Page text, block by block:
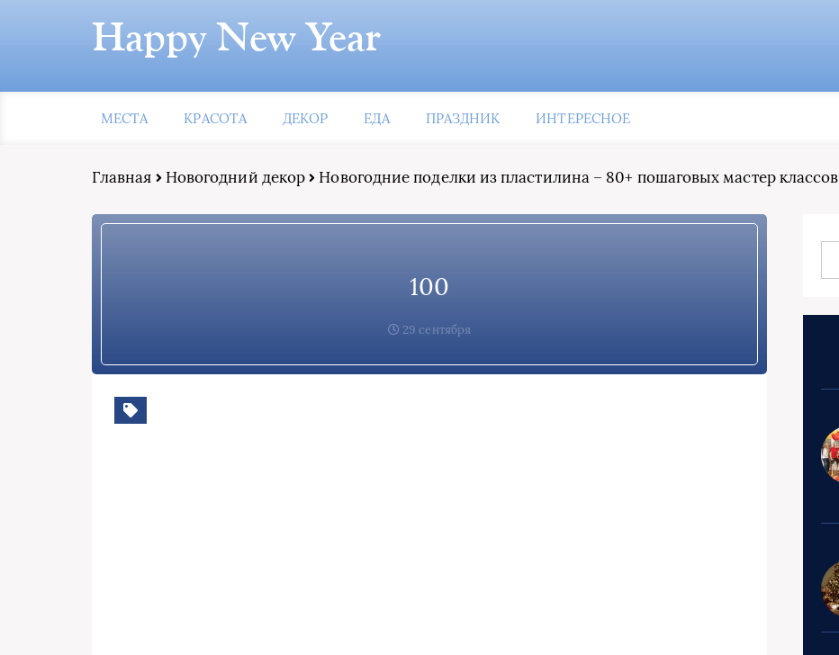
Happy New Year
МЕСТА КРАСОТА ДЕКОР ЕДА ПРАЗДНИК ИНТЕРЕСНОЕ
Главная Новогодний декор Новогодние поделки из пластилина – 80+ пошаговых мастер классов
100
29 сентября